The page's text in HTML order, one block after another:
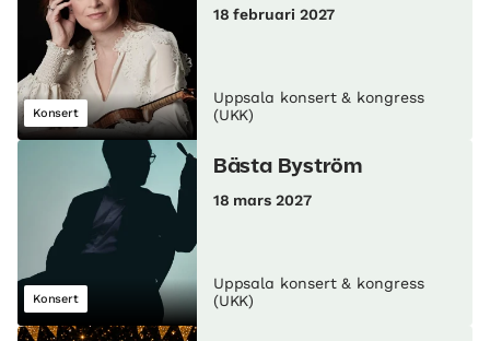
Konsert
18 februari 2027
Uppsala konsert & kongress
(UKK)
Konsert
Bästa Byström
18 mars 2027
Uppsala konsert & kongress
(UKK)